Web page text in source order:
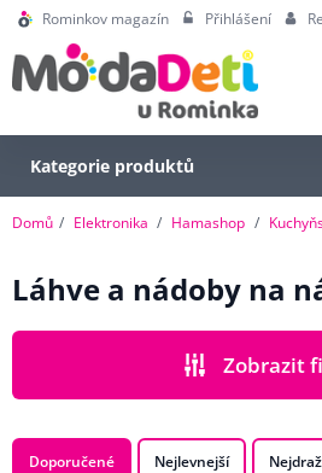
Rominkov magazín Přihlášení
Kategorie produktů
Domů Elektronika Hamashop
Láhve a nádoby na
Zobrazit
CENA
Doporučené Nejlevnejší